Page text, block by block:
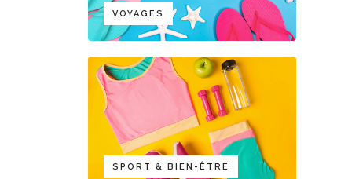
VOYAGES
SPORT & BIEN-ÊTRE